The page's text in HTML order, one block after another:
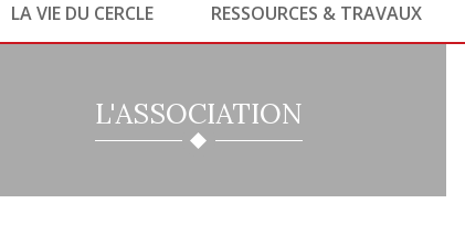
LA VIE DU CERCLE RESSOURCES & TRAVAUX
L'ASSOCIATION